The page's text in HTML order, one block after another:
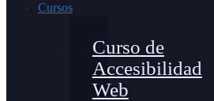
Cursos
Curso de
Accesibilidad
Web